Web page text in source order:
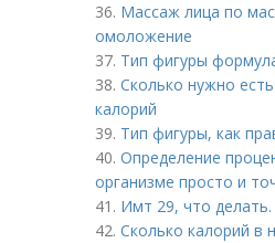
36. Массаж лица по
омоложение
37. Тип фигуры
38. Сколько нужно
калорий
39. Тип фигуры, как
40. Определение
организме просто и
41. Имт 29, что делать.
42. Сколько калорий в